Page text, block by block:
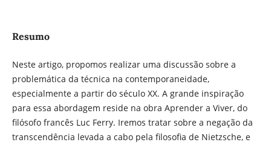
Resumo
Neste artigo, propomos realizar uma discussão sobre a
problemática da técnica na contemporaneidade,
especialmente a partir do século XX. A grande inspiração
para essa abordagem reside na obra Aprender a Viver, do
filósofo francês Luc Ferry. Iremos tratar sobre a negação da
transcendência levada a cabo pela filosofia de Nietzsche, e